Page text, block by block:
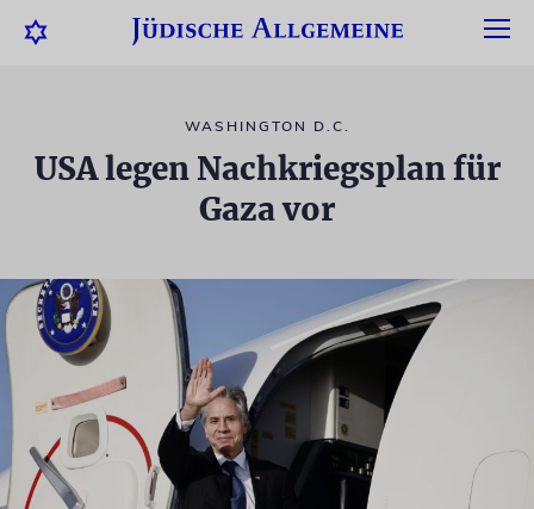
WASHINGTON D.C.
USA legen Nachkriegsplan für
Gaza vor